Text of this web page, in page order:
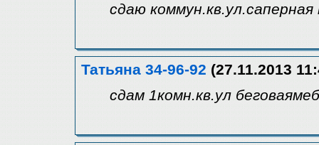
сдаю
Татьяна 34-96-92 (27.11.2013
сдам 1комн.кв.ул